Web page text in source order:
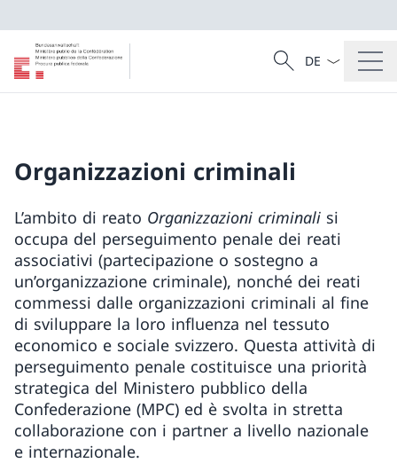
Cercare
Ricerca
Dal menu a
Organizzazioni criminali
L’ambito di reato Organizzazioni criminali si
occupa del perseguimento penale dei reati
associativi (partecipazione o sostegno a
un’organizzazione criminale), nonché dei reati
commessi dalle organizzazioni criminali al fine
di sviluppare la loro influenza nel tessuto
economico e sociale svizzero. Questa attività di
perseguimento penale costituisce una priorità
strategica del Ministero pubblico della
Confederazione (MPC) ed è svolta in stretta
collaborazione con i partner a livello nazionale
e internazionale.